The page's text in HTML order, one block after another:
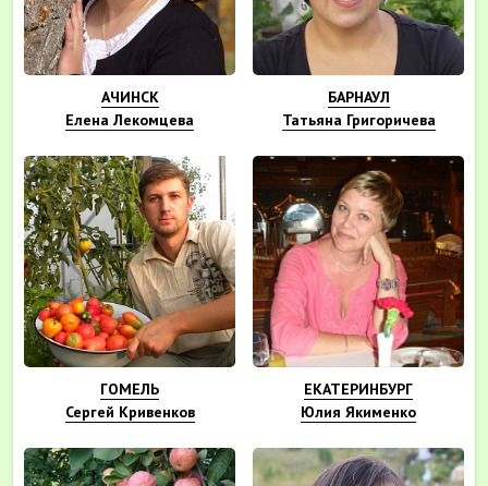
АЧИНСК
Елена Лекомцева
БАРНАУЛ
Татьяна Григоричева
ГОМЕЛЬ
Сергей Кривенков
ЕКАТЕРИНБУРГ
Юлия Якименко